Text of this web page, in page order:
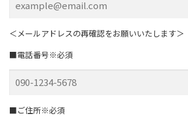
＜メールアドレスの再確認をお願いいたします＞
■電話番号※必須
■ご住所※必須